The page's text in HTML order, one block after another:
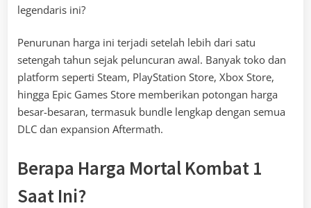
legendaris ini?
Penurunan harga ini terjadi setelah lebih dari satu
setengah tahun sejak peluncuran awal. Banyak toko dan
platform seperti Steam, PlayStation Store, Xbox Store,
hingga Epic Games Store memberikan potongan harga
besar-besaran, termasuk bundle lengkap dengan semua
DLC dan expansion Aftermath.
Berapa Harga Mortal Kombat 1
Saat Ini?